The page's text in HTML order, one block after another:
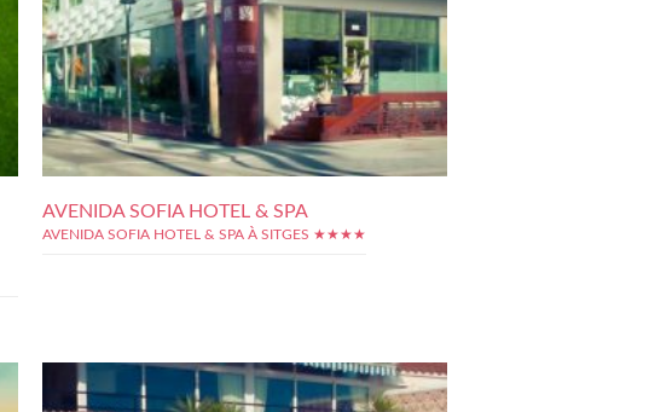
AVENIDA SOFIA HOTEL & SPA
AVENIDA SOFIA HOTEL & SPA À SITGES ★★★★